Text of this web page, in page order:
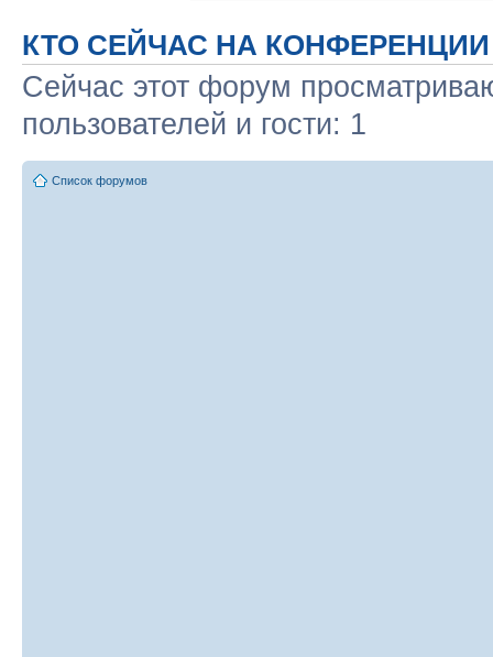
КТО СЕЙЧАС НА КОНФЕРЕНЦИИ
Сейчас этот форум
пользователей и гости: 1
Список форумов